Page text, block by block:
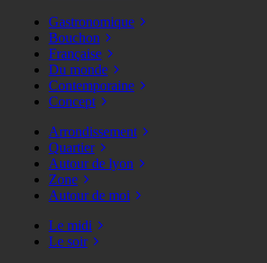
Gastronomique
Bouchon
Française
Du monde
Contemporaine
Concept
Arrondissement
Quartier
Autour de lyon
Zone
Autour de moi
Le midi
Le soir